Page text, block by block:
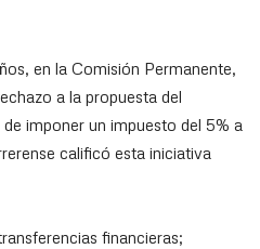
en la Comisión Permanente,
a la propuesta del
imponer un impuesto del 5% a
calificó esta iniciativa
financieras;